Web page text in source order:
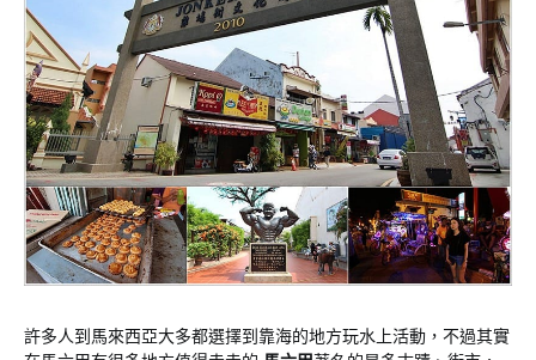
許多人到馬來西亞大多都選擇到靠海的地方玩水上活動，不過其實